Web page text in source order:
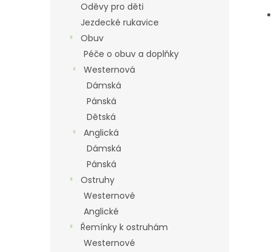
Oděvy pro děti
Jezdecké rukavice
Obuv
Péče o obuv a doplňky
Westernová
Dámská
Pánská
Dětská
Anglická
Dámská
Pánská
Ostruhy
Westernové
Anglické
Řemínky k ostruhám
Westernové